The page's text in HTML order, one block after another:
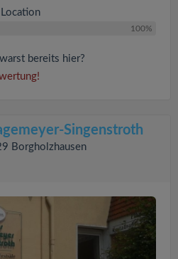
100%
bereits hier?
Singenstroth
Borgholzhausen